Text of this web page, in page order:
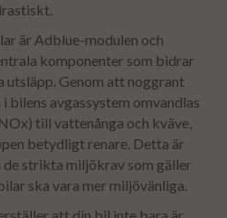
är Adblue-modulen och
komponenter som bidrar
Genom att noggrant
bilens avgassystem omvandlas
till vattenånga och kväve,
betydligt renare. Detta är
strikta miljökrav som gäller
ska vara mer miljövänliga.